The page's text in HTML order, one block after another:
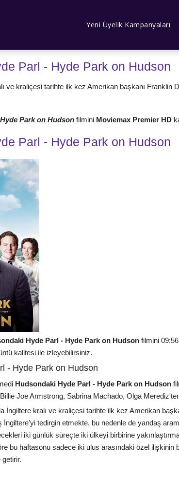
Yeni Üyelik Kampanyaları
Parl - Hyde Park on Hudson
ve kraliçesi tarihte ilk kez Amerikan başkanı Franklin
Park on Hudson filmini Moviemax Premier HD
Parl - Hyde Park on Hudson
Hyde Parl - Hyde Park on Hudson filmini
kalitesi ile izleyebilirsiniz.
- Hyde Park on Hudson
Hudsondaki Hyde Parl - Hyde Park on Hudson
Joe Armstrong, Sabrina Machado, Olga
İngiltere kralı ve kraliçesi tarihte ilk kez Amerikan
tedirgin etmekte, bu nedenle de yandaş
iki günlük süreçte iki ülkeyi birbirine
bu haftasonu sadece iki ulus arasındaki özel ilişkinin